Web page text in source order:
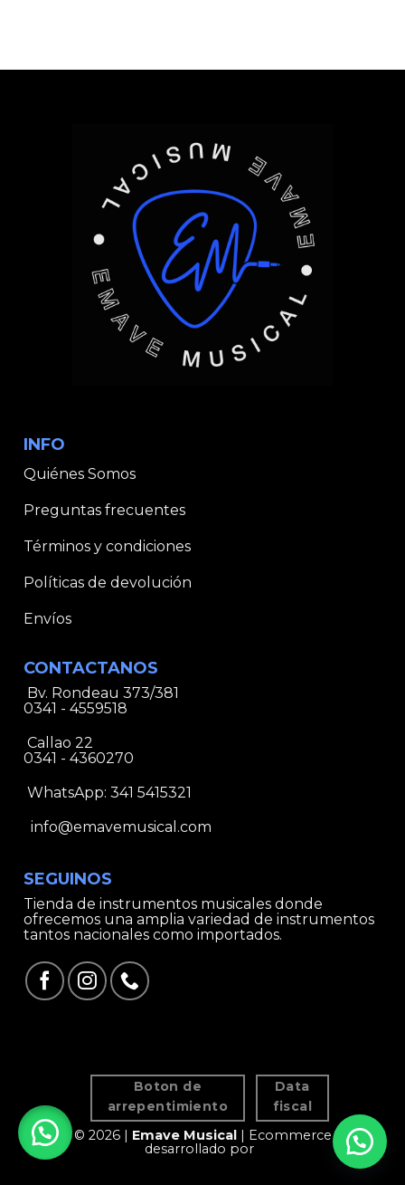
INFO
Quiénes Somos
Preguntas frecuentes
Términos y condiciones
Políticas de devolución
Envíos
CONTACTANOS
Bv. Rondeau 373/381
0341 - 4559518
Callao 22
0341 - 4360270
WhatsApp: 341 5415321
info@emavemusical.com
SEGUINOS
Tienda de instrumentos musicales donde
ofrecemos una amplia variedad de instrumentos
tantos nacionales como importados.
Boton de
arrepentimiento
Data
fiscal
© 2026 | Emave Musical| Ecommerce
desarrollado por